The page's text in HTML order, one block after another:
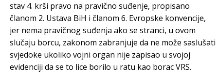
stav 4. krši pravo na pravično suđenje, propisano
članom 2. Ustava BiH i članom 6. Evropske konvencije,
jer nema pravičnog suđenja ako se stranci, u ovom
slučaju borcu, zakonom zabranjuje da ne može saslušati
svjedoke ukoliko vojni organ nije zapisao u svojoj
evidenciji da se to lice borilo u ratu kao borac VRS.